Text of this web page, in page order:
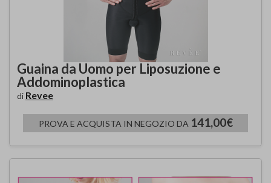
Guaina da Uomo per Liposuzione e
Addominoplastica
di Revee
PROVA E ACQUISTA IN NEGOZIO DA 141,00€